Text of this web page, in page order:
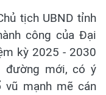
tịch UBND tỉnh
công của Đại
kỳ 2025 - 2030
đường mới, có ý
vũ mạnh mẽ cán